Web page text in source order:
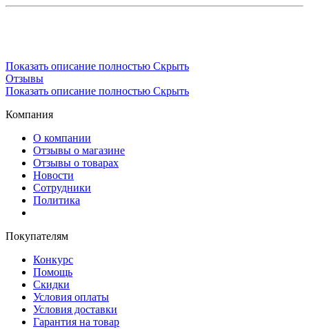
Показать описание полностью Скрыть
Отзывы
Показать описание полностью Скрыть
Компания
О компании
Отзывы о магазине
Отзывы о товарах
Новости
Сотрудники
Политика
Покупателям
Конкурс
Помощь
Скидки
Условия оплаты
Условия доставки
Гарантия на товар